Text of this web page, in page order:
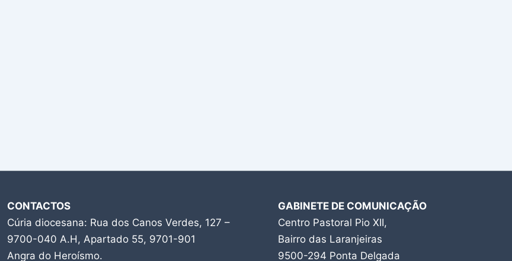
CONTACTOS
Cúria diocesana: Rua dos Canos Verdes, 127 –
9700-040 A.H, Apartado 55, 9701-901
Angra do Heroísmo.
GABINETE DE COMUNICAÇÃO
Centro Pastoral Pio XII,
Bairro das Laranjeiras
9500-294 Ponta Delgada